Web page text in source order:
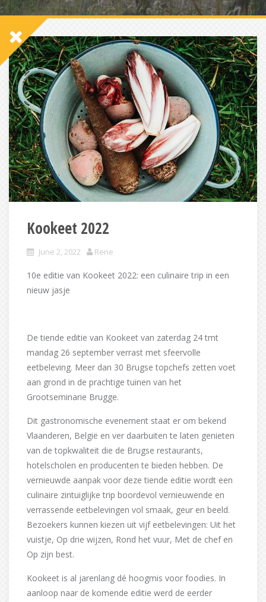
Kookeet 2022
June 2, 2022 Rene
10e editie van Kookeet 2022: een culinaire trip in een
nieuw jasje
De tiende editie van Kookeet van zaterdag 24 tmt
mandag 26 september verrast met sfeervolle
eetbeleving. Meer dan 30 Brugse topchefs zetten voet
aan grond in de prachtige tuinen van het
Grootseminarie Brugge.
Dit gastronomische evenement staat er om bekend
Vlaanderen, België en ver daarbuiten te laten genieten
van de topkwaliteit die de Brugse restaurants,
hotelscholen en producenten te bieden hebben. De
vernieuwde aanpak voor deze tiende editie wordt een
culinaire zintuiglijke trip boordevol vernieuwende en
verrassende eetbelevingen vol smaak, geur en beeld.
Bezoekers kunnen kiezen uit vijf eetbelevingen: Uit het
vuistje, Op drie wijzen, Rond het vuur, Met de chef en
Op zijn best.
Kookeet is al jarenlang dé hoogmis voor foodies. In
aanloop naar de komende editie werd de eerder